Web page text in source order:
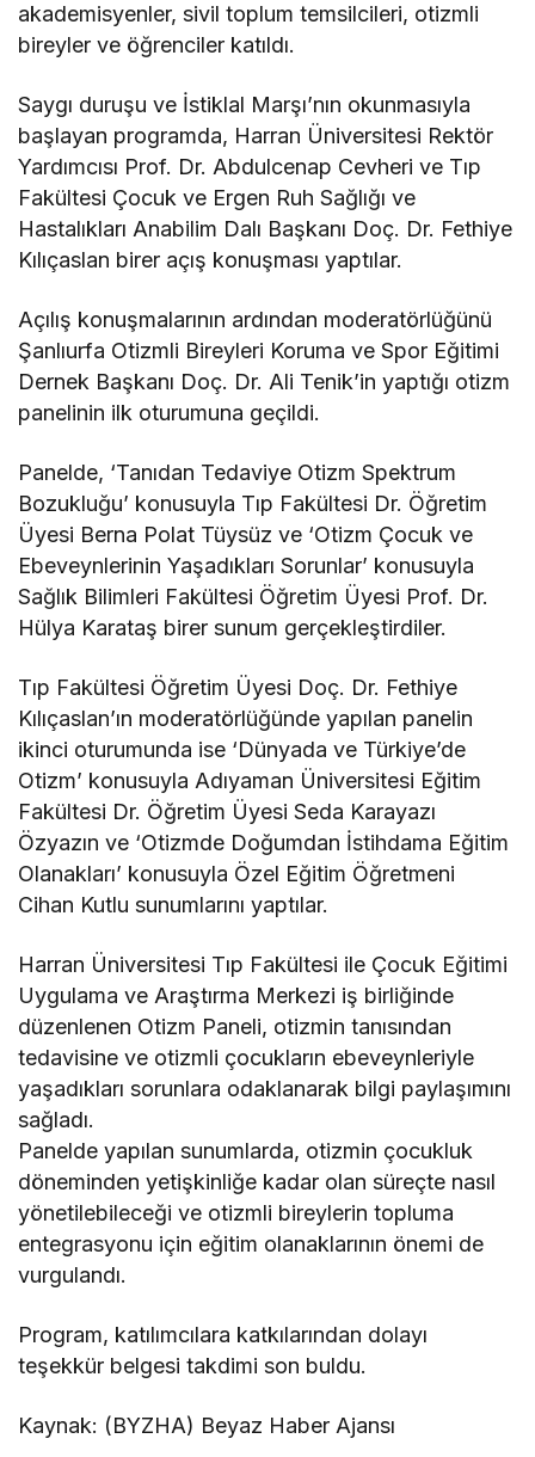
akademisyenler, sivil toplum temsilcileri, otizmli
bireyler ve öğrenciler katıldı.
Saygı duruşu ve İstiklal Marşı’nın okunmasıyla
başlayan programda, Harran Üniversitesi Rektör
Yardımcısı Prof. Dr. Abdulcenap Cevheri ve Tıp
Fakültesi Çocuk ve Ergen Ruh Sağlığı ve
Hastalıkları Anabilim Dalı Başkanı Doç. Dr. Fethiye
Kılıçaslan birer açış konuşması yaptılar.
Açılış konuşmalarının ardından moderatörlüğünü
Şanlıurfa Otizmli Bireyleri Koruma ve Spor Eğitimi
Dernek Başkanı Doç. Dr. Ali Tenik’in yaptığı otizm
panelinin ilk oturumuna geçildi.
Panelde, ‘Tanıdan Tedaviye Otizm Spektrum
Bozukluğu’ konusuyla Tıp Fakültesi Dr. Öğretim
Üyesi Berna Polat Tüysüz ve ‘Otizm Çocuk ve
Ebeveynlerinin Yaşadıkları Sorunlar’ konusuyla
Sağlık Bilimleri Fakültesi Öğretim Üyesi Prof. Dr.
Hülya Karataş birer sunum gerçekleştirdiler.
Tıp Fakültesi Öğretim Üyesi Doç. Dr. Fethiye
Kılıçaslan’ın moderatörlüğünde yapılan panelin
ikinci oturumunda ise ‘Dünyada ve Türkiye’de
Otizm’ konusuyla Adıyaman Üniversitesi Eğitim
Fakültesi Dr. Öğretim Üyesi Seda Karayazı
Özyazın ve ‘Otizmde Doğumdan İstihdama Eğitim
Olanakları’ konusuyla Özel Eğitim Öğretmeni
Cihan Kutlu sunumlarını yaptılar.
Harran Üniversitesi Tıp Fakültesi ile Çocuk Eğitimi
Uygulama ve Araştırma Merkezi iş birliğinde
düzenlenen Otizm Paneli, otizmin tanısından
tedavisine ve otizmli çocukların ebeveynleriyle
yaşadıkları sorunlara odaklanarak bilgi paylaşımını
sağladı.
Panelde yapılan sunumlarda, otizmin çocukluk
döneminden yetişkinliğe kadar olan süreçte nasıl
yönetilebileceği ve otizmli bireylerin topluma
entegrasyonu için eğitim olanaklarının önemi de
vurgulandı.
Program, katılımcılara katkılarından dolayı
teşekkür belgesi takdimi son buldu.
Kaynak: (BYZHA) Beyaz Haber Ajansı